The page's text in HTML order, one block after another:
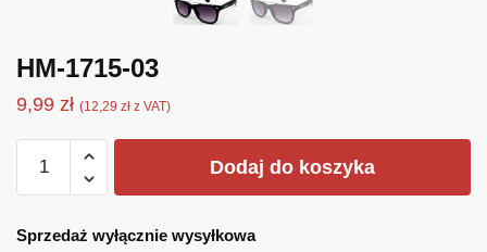
HM-1715-03
9,99 zł (12,29 zł z VAT)
HM-
03
Dodaj do koszyka
Sprzedaż wyłącznie wysyłkowa